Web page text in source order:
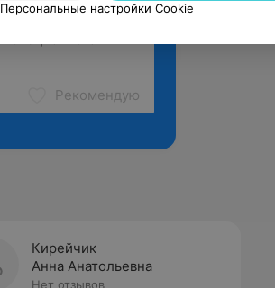
Рекомендую
Кирейчик
Анна Анатольевна
Нет отзывов
Персональные настройки Cookie